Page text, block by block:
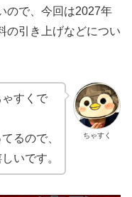
ので、今回は2027年
の引き上げなどについ
ちゃすく
すくで
るので、
いです。